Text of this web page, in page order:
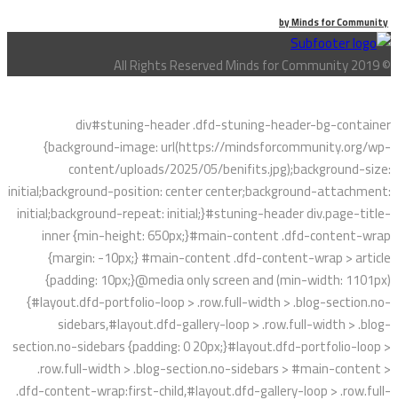
byMinds for Community
© All Rights Reserved Minds for Community 2019
div#stuning-header .dfd-stuning-header-bg-container
{background-image: url(https://mindsforcommunity.org/wp-
content/uploads/2025/05/benifits.jpg);background-size:
initial;background-position: center center;background-attachment:
initial;background-repeat: initial;}#stuning-header div.page-title-
inner {min-height: 650px;}#main-content .dfd-content-wrap
{margin: -10px;} #main-content .dfd-content-wrap > article
{padding: 10px;}@media only screen and (min-width: 1101px)
{#layout.dfd-portfolio-loop > .row.full-width > .blog-section.no-
sidebars,#layout.dfd-gallery-loop > .row.full-width > .blog-
section.no-sidebars {padding: 0 20px;}#layout.dfd-portfolio-loop >
.row.full-width > .blog-section.no-sidebars > #main-content >
.dfd-content-wrap:first-child,#layout.dfd-gallery-loop > .row.full-